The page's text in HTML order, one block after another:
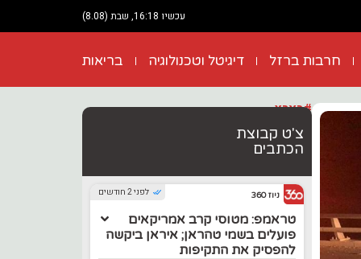
עכשיו 16:18, שבת (8.08)
חרבות ברזל דיגיטל וטכנולוגיה בריאות
#בארץ
צ'ט קבוצת
הכתבים
לפני 2 חודשים ניוז 360
טראמפ: מטוסי קרב אמריקאים
פועלים בשמי טהראן; איראן ביקשה
להפסיק את התקיפות